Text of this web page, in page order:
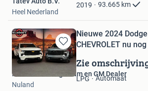
Favorieten
2019 93.665 km
Heel Nederland
Bewaren
in
Favorieten
Nieuwe 2024
CHEVROLET nu
Zie
LPG Automaat
Millbrooks Dodge Ram en GM Dealer
Nuland